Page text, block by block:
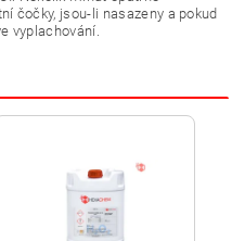
čočky, jsou-li nasazeny a pokud
vyplachování.